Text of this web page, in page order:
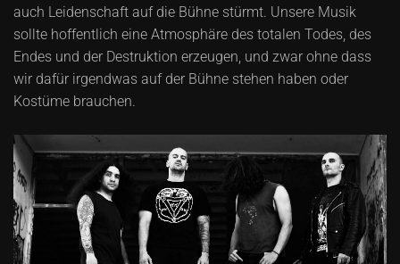
auch Leidenschaft auf die Bühne stürmt. Unsere Musik
sollte hoffentlich eine Atmosphäre des totalen Todes, des
Endes und der Destruktion erzeugen, und zwar ohne dass
wir dafür irgendwas auf der Bühne stehen haben oder
Kostüme brauchen.